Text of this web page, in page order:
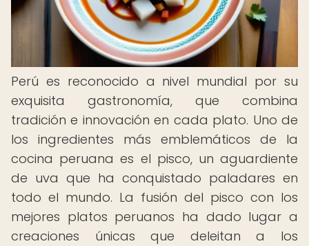
Perú es reconocido a nivel mundial por su
exquisita gastronomía, que combina
tradición e innovación en cada plato. Uno de
los ingredientes más emblemáticos de la
cocina peruana es el pisco, un aguardiente
de uva que ha conquistado paladares en
todo el mundo. La fusión del pisco con los
mejores platos peruanos ha dado lugar a
creaciones únicas que deleitan a los